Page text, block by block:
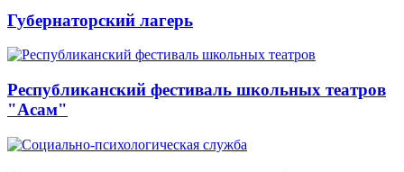
Губернаторский лагерь
Республиканский фестиваль школьных театров
"Асам"